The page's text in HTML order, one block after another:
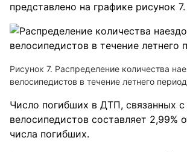
представлено на графике рисунок 7.
Рисунок 7. Распределение количества
велосипедистов в течение летнего
Число погибших в ДТП, связанных с
велосипедистов составляет 2,99%
числа погибших.